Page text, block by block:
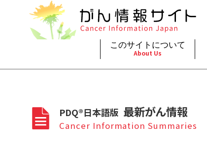
このサイトについて
About Us
このサイトについて
About Cancer Information Japan
がんの種類
Cancer Types
最新がん情報
Summaries
PDQ®日本語版 最新がん情報
Cancer Information Summaries